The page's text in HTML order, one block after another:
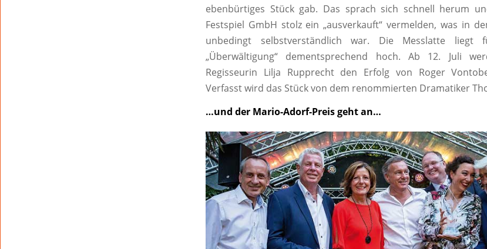
ebenbürtiges Stück gab. Das sprach sich schnell herum
Festspiel GmbH stolz ein „ausverkauft“ vermelden, was in
unbedingt selbstverständlich war. Die Messlatte liegt
„Überwältigung“ dementsprechend hoch. Ab 12. Juli
Regisseurin Lilja Rupprecht den Erfolg von Roger
Verfasst wird das Stück von dem renommierten Dramatiker
…und der Mario-Adorf-Preis geht an…